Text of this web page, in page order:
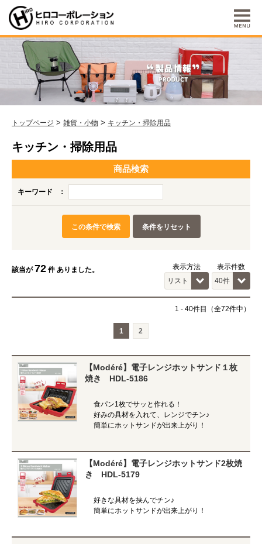
トップページ > 雑貨・小物 > キッチン・掃除用品
キッチン・掃除用品
商品検索
キーワード ：
この条件で検索 条件をリセット
該当が72 件 ありました。 表示方法 表示件数
1 - 40件目（全72件中）
1 2
【Modéré】電子レンジホットサンド１枚
焼き HDL-5186
食パン1枚でサッと作れる！
好みの具材を入れて、レンジでチン♪
簡単にホットサンドが出来上がり！
【Modéré】電子レンジホットサンド2枚焼
き HDL-5179
好きな具材を挟んでチン♪
簡単にホットサンドが出来上がり！